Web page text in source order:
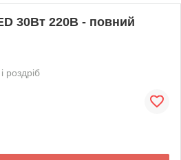
30Вт 220В - повний
роздріб